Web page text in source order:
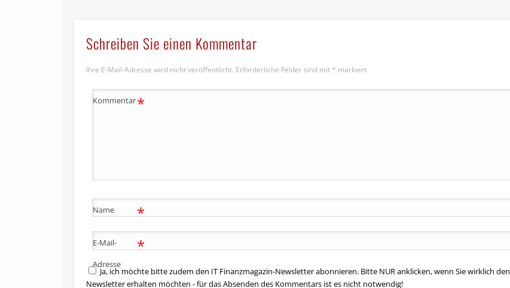
Schreiben Sie einen Kommentar
Ihre E-Mail-Adresse wird nicht veröffentlicht. Erforderliche Felder sind mit * markiert
Kommentar*
Name *
E-Mail-
Adresse
*
Ja, ich möchte bitte zudem den IT Finanzmagazin-Newsletter abonnieren. Bitte NUR anklicken, wenn Sie wirklich den
Newsletter erhalten möchten - für das Absenden des Kommentars ist es nicht notwendig!